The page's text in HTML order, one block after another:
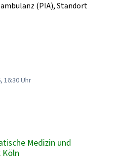
(PIA), Standort
16:30 Uhr
Medizin und
Köln